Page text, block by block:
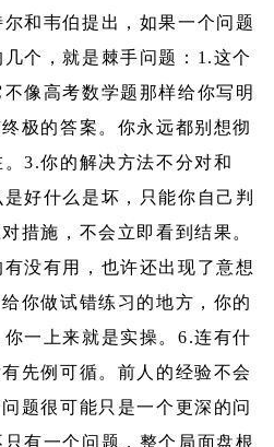
和韦伯提出，如果一个问题
个，就是棘手问题：1.这个
像高考数学题那样给你写明
极的答案。你永远都别想彻
3.你的解决方法不分对和
好什么是坏，只能你自己判
措施，不会立即看到结果。
没有用，也许还出现了意想
你做试错练习的地方，你的
一上来就是实操。6.连有什
先例可循。前人的经验不会
题很可能只是一个更深的问
有一个问题，整个局面盘根